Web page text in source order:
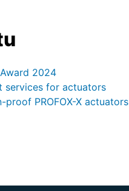
2024
services for actuators
PROFOX-X actuators